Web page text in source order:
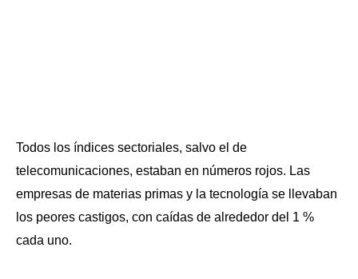
Todos los índices sectoriales, salvo el de
telecomunicaciones, estaban en números rojos. Las
empresas de materias primas y la tecnología se llevaban
los peores castigos, con caídas de alrededor del 1 %
cada uno.